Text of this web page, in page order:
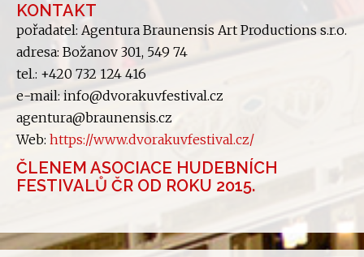
KONTAKT
pořadatel: Agentura Braunensis Art Productions s.r.o.
adresa: Božanov 301, 549 74
tel.: +420 732 124 416
e-mail: info@dvorakuvfestival.cz
agentura@braunensis.cz
Web: https://www.dvorakuvfestival.cz/
ČLENEM ASOCIACE HUDEBNÍCH
FESTIVALŮ ČR OD ROKU 2015.